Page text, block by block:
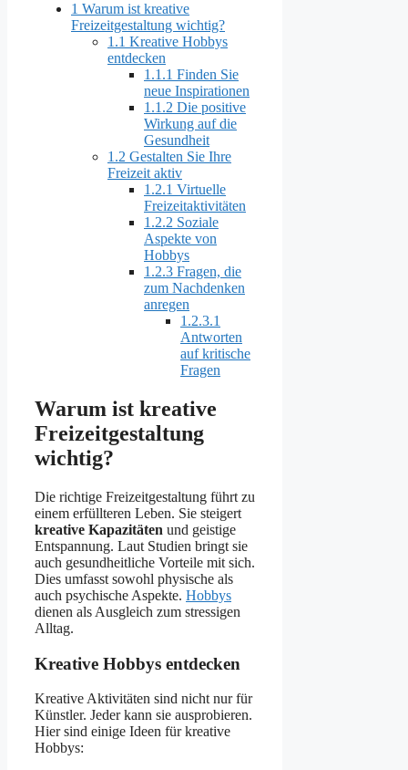
1 Warum ist kreative
Freizeitgestaltung wichtig?
1.1 Kreative Hobbys
entdecken
1.1.1 Finden Sie
neue Inspirationen
1.1.2 Die positive
Wirkung auf die
Gesundheit
1.2 Gestalten Sie Ihre
Freizeit aktiv
1.2.1 Virtuelle
Freizeitaktivitäten
1.2.2 Soziale
Aspekte von
Hobbys
1.2.3 Fragen, die
zum Nachdenken
anregen
1.2.3.1
Antworten
auf kritische
Fragen
Warum ist kreative
Freizeitgestaltung
wichtig?
Die richtige Freizeitgestaltung führt zu
einem erfüllteren Leben. Sie steigert
kreative Kapazitäten und geistige
Entspannung. Laut Studien bringt sie
auch gesundheitliche Vorteile mit sich.
Dies umfasst sowohl physische als
auch psychische Aspekte. Hobbys
dienen als Ausgleich zum stressigen
Alltag.
Kreative Hobbys entdecken
Kreative Aktivitäten sind nicht nur für
Künstler. Jeder kann sie ausprobieren.
Hier sind einige Ideen für kreative
Hobbys: